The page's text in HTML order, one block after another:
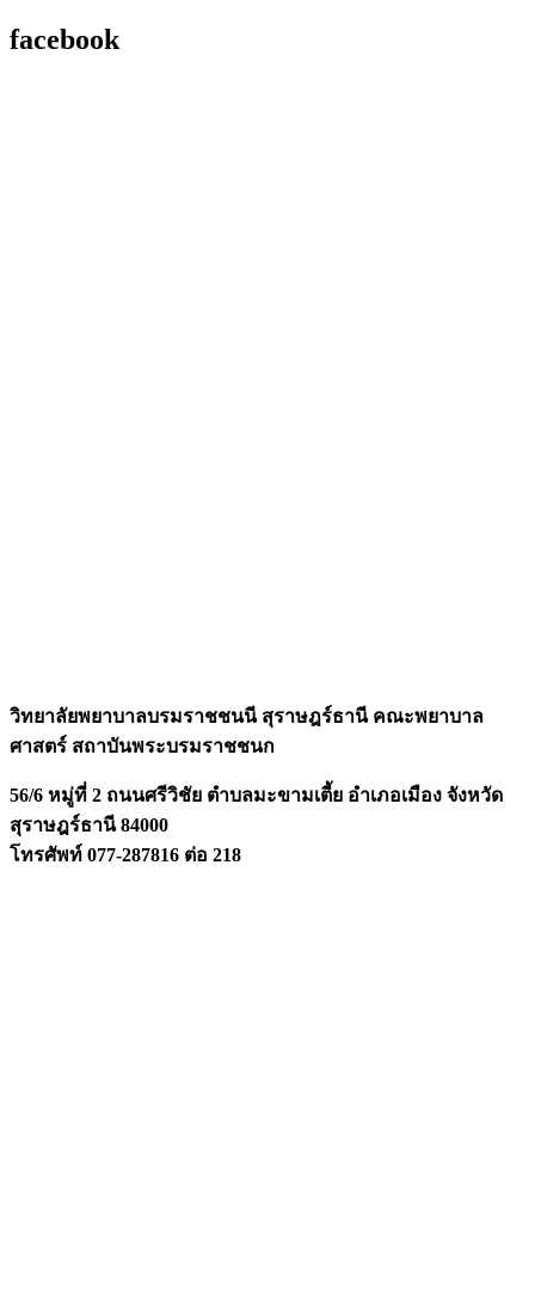
facebook
วิทยาลัยพยาบาลบรมราชชนนี สุราษฎร์ธานี คณะพยาบาล
ศาสตร์ สถาบันพระบรมราชชนก
56/6 หมู่ที่ 2 ถนนศรีวิชัย ตำบลมะขามเตี้ย อำเภอเมือง จังหวัด
สุราษฎร์ธานี 84000
โทรศัพท์ 077-287816 ต่อ 218